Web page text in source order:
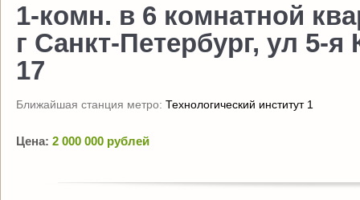
1-комн. в 6 комнатной
г Санкт-Петербург, ул 5-
17
Ближайшая станция метро: Технологический институт 1
Цена: 2 000 000 рублей